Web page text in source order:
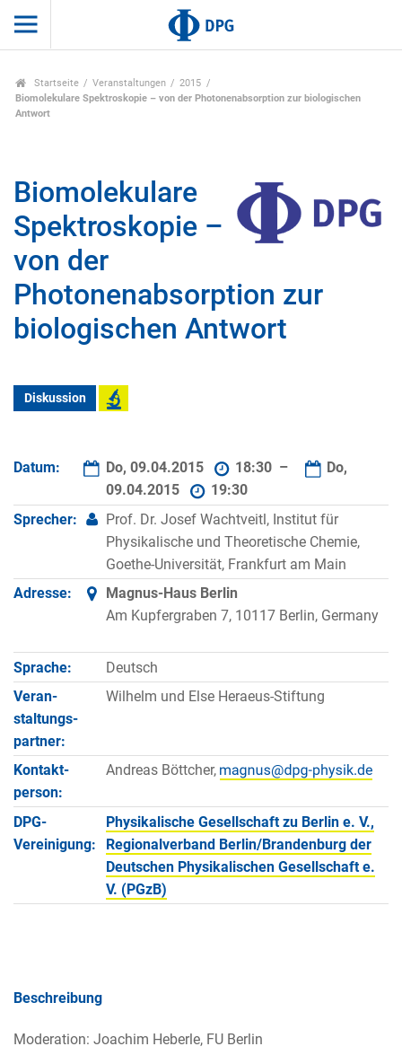
Startseite Veranstaltungen
2015
Biomolekulare Spektroskopie – von der Photonenabsorption zur biologischen
Antwort
Biomolekulare
Spektroskopie –
von der
Photonenabsorption zur
biologischen Antwort
Diskussion
Datum: Do, 09.04.2015 18:30 –
Do,
09.04.2015
19:30
Sprecher:
Prof. Dr. Josef Wachtveitl, Institut für
Physikalische und Theoretische Chemie,
Goethe-Universität, Frankfurt am Main
Adresse:
Magnus-Haus Berlin
Am Kupfergraben 7, 10117 Berlin, Germany
Sprache:
Deutsch
Veran­
staltungs­
partner:
Wilhelm und Else Heraeus-Stiftung
Kontakt­
person:
Andreas Böttcher,
DPG-
Vereinigung:
Physikalische Gesellschaft zu Berlin e. V.,
Regionalverband Berlin/Brandenburg der
Deutschen Physikalischen Gesellschaft e.
V. (PGzB)
Beschreibung
Moderation: Joachim Heberle, FU Berlin